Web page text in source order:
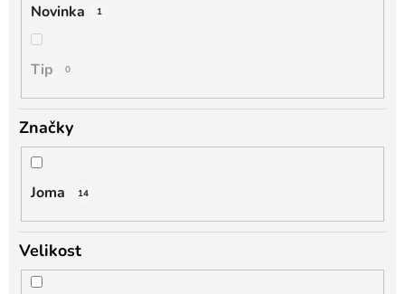
Novinka 1
Tip 0
Značky
Joma 14
Velikost